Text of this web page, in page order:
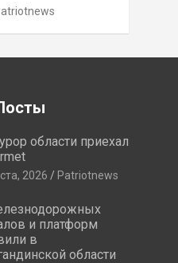
области приехал
2026 Patriotnews
и платформ
в
области